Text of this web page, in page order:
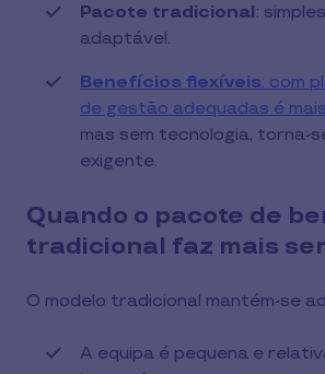
Pacote tradicional:
adaptável.
Benefícios flexíveis: com
de gestão adequadas é
mas sem tecnologia, torna-
exigente.
Quando o pacote de
tradicional faz mais
O modelo tradicional mantém-se
A equipa é pequena e